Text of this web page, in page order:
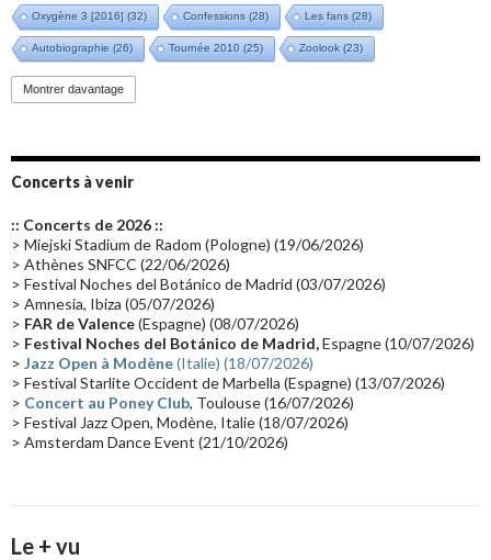
Oxygène 3 [2016] (32) Confessions (28) Les fans (28)
Autobiographie (26) Tournée 2010 (25) Zoolook (23)
Promo 2019(23)
Groupe de Recherche Musicale
Passages radio Vidéo Jarrecast (16) Synthé 80's
Les concerts en Chine(16) Cinéma
Synthé Roland(15) Belgique(15)
(14) Astronomie (14)
Tournée 2025(14) 2024(14) Chine(13)
Montrer davantage
Concerts à venir
:: Concerts de 2026 ::
> Miejski Stadium de Radom (Pologne) (19/06/2026)
> Athènes SNFCC (22/06/2026)
> Festival Noches del Botánico de Madrid (03/07/2026)
> Amnesia, Ibiza (05/07/2026)
> FAR de Valence(Espagne) (08/07/2026)
> Festival Noches del Botánico de Madrid,Espagne (10/07/2026)
> Jazz Open à Modène(Italie) (18/07/2026)
> Festival Starlite Occident de Marbella (Espagne) (13/07/2026)
> Concert au Poney Club, Toulouse (16/07/2026)
> Festival Jazz Open, Modène, Italie (18/07/2026)
> Amsterdam Dance Event (21/10/2026)
Le + vu